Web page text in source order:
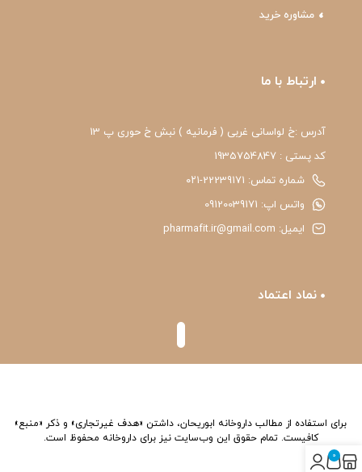
مشاوره خرید
ارتباط با ما
آدرس :خ لواسانی غربی ( فرمانیه ) نبش خ حوری پ 13
کد پستی : 1935754847
شماره تماس: 22239171-۰۲۱
واتس اپ: 09120039171
ایمیل: pharmafit.ir@gmail.com
نماد اعتماد
برای استفاده از مطالب داروخانه ابوریحان، داشتن «هدف غیرتجاری» و ذکر «منبع»
کافیست. تمام حقوق اين وب‌سايت نیز برای داروخانه محفوظ است.
0